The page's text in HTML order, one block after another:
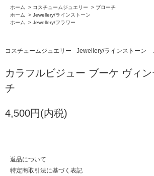
ホーム > コスチュームジュエリー > ブローチ
ホーム
> Jewellery/ラインストーン
ホーム
> Jewellery/フラワー
コスチュームジュエリー Jewellery/ラインストーン
カラフルビジュー ブーケ ヴィ
チ
4,500円(内税)
返品について
特定商取引法に基づく表記